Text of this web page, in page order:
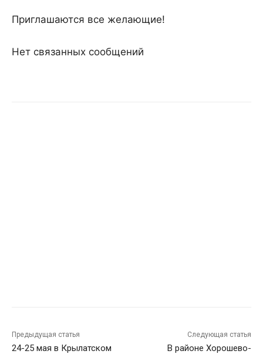
Приглашаются все желающие!
Нет связанных сообщений
Предыдущая статья
24-25 мая в Крылатском
Следующая статья
В районе Хорошево-